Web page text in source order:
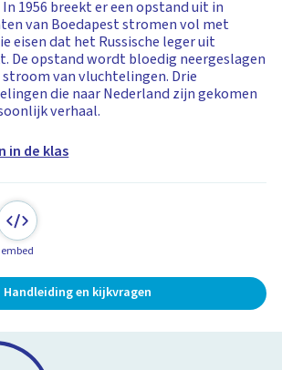
In 1956 breekt er een opstand uit in
van Boedapest stromen vol met
eisen dat het Russische leger uit
De opstand wordt bloedig neergeslagen
van vluchtelingen. Drie
die naar Nederland zijn gekomen
verhaal.
in de klas
embed
Handleiding en kijkvragen